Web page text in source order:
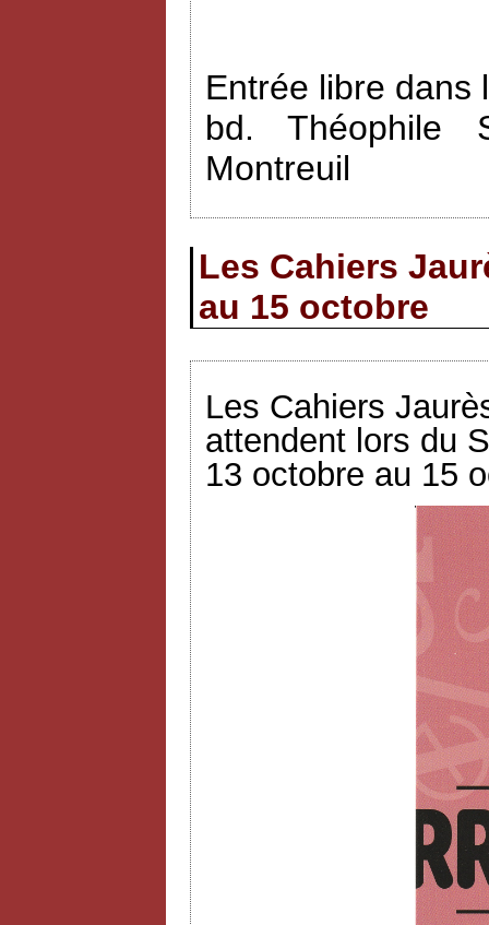
Entrée libre dans
bd. Théophile
Montreuil
Les Cahiers
au 15 octobre
Les Cahiers
attendent lors du
13 octobre au 15